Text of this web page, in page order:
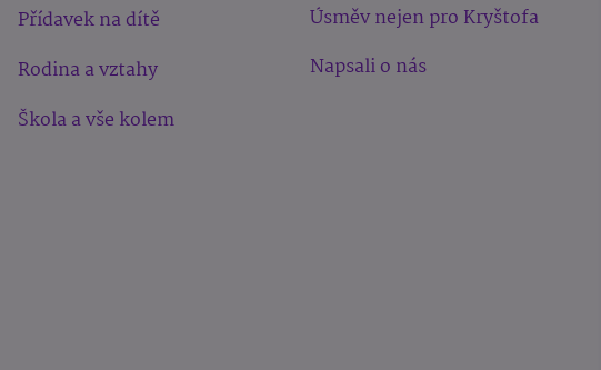
Přídavek na dítě
Rodina a vztahy
Škola a vše kolem
Úsměv nejen pro Kryštofa
Napsali o nás